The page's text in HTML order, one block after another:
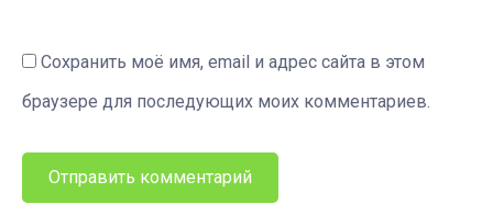
Сохранить моё имя, email и адрес сайта в этом
браузере для последующих моих комментариев.